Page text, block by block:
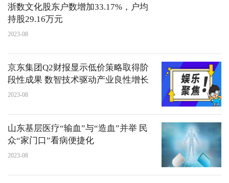
浙数文化股东户数增加33.17%，户均
持股29.16万元
2023-08
京东集团Q2财报显示低价策略取得阶
段性成果 数智技术驱动产业良性增长
2023-08
山东基层医疗“输血”与“造血”并举 民
众“家门口”看病便捷化
2023-08